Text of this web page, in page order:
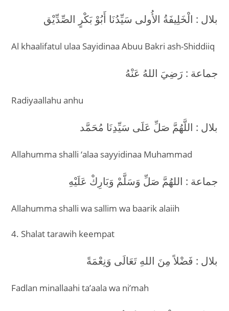
بلال : الْخَلِيفَةُ الأُولى سَيِّدُنَا أَبُوْ بَكْرٍ الصِّدِّيْق
Al khaalifatul ulaa Sayidinaa Abuu Bakri ash-Shiddiiq
جماعة : رَضِيَ اللهُ عَنْهُ
Radiyaallahu anhu
بلال : اللَّهُمَّ صَلِّ عَلَى سَيِّدِنَا مُحَمَّد
Allahumma shalli ‘alaa sayyidinaa Muhammad
جماعة : اللهُمَّ صَلِّ وَسَلَّمْ وَبَارِكْ عَلَيْهِ
Allahumma shalli wa sallim wa baarik alaiih
4. Shalat tarawih keempat
بلال : فَضْلاً مِنَ اللهِ تَعَالَى وَنِعْمَةً
Fadlan minallaahi ta’aala wa ni’mah